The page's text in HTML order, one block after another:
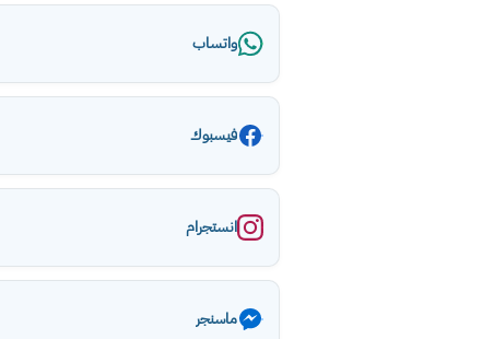
واتساب
فيسبوك
انستجرام
ماسنجر